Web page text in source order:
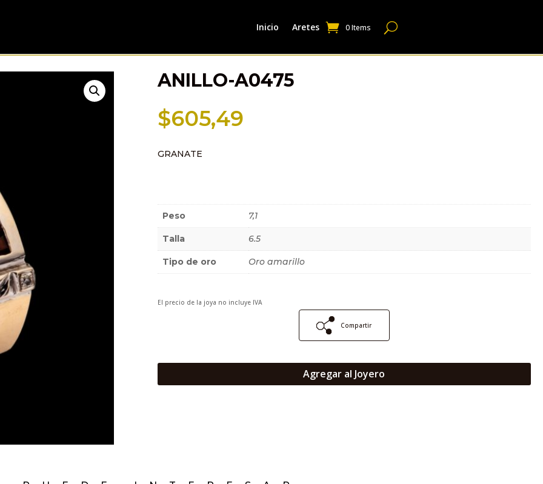
Inicio Aretes 0 Items
ANILLO-A0475
$605,49
GRANATE
Peso 7,1
Talla 6.5
Tipo de oro Oro amarillo
El precio de la joya no incluye IVA
Compartir
Agregar al Joyero